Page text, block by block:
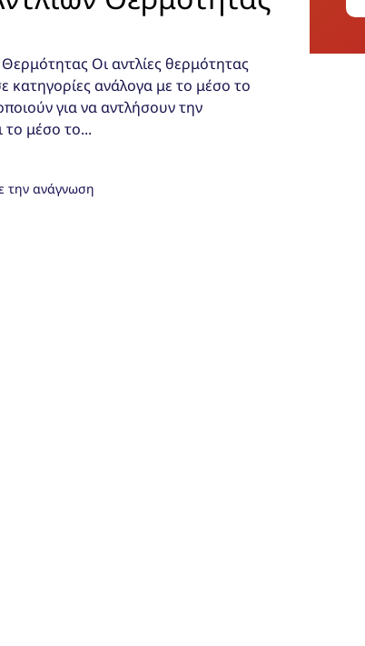
Οι αντλίες θερμότητας
κατηγορίες ανάλογα με το μέσο το
για να αντλήσουν την
το μέσο το...
την ανάγνωση